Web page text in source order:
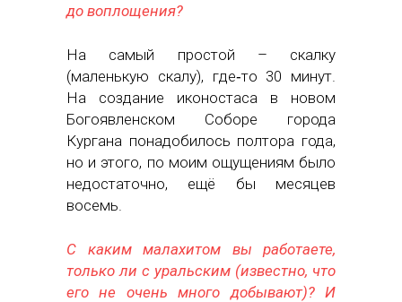
до воплощения?
На самый простой – скалку
(маленькую скалу), где‑то 30 минут.
На создание иконостаса в новом
Богоявленском Соборе города
Кургана понадобилось полтора года,
но и этого, по моим ощущениям было
недостаточно, ещё бы месяцев
восемь.
С каким малахитом вы работаете,
только ли с уральским (известно, что
его не очень много добывают)? И